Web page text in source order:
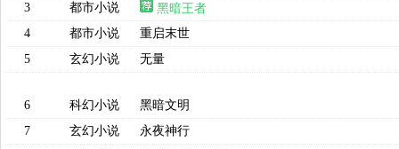
3
都市小说
黑暗王者
4
都市小说
重启末世
5
玄幻小说 无量
6 科幻小说
黑暗文明
7
玄幻小说
永夜神行